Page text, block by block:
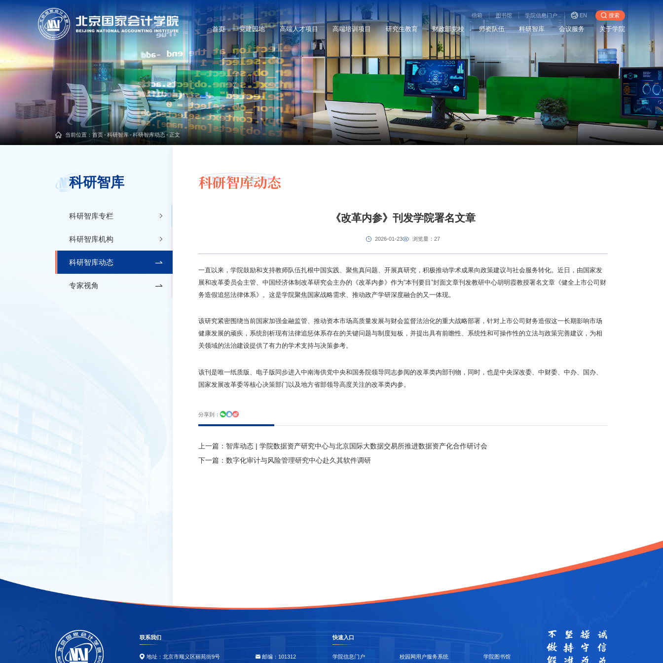
信箱 图书馆 学院信息门户 EN 搜索
首页 党建园地 高端人才项目 高端培训项目 研究生教育 财政部党校 师资队伍 科研智库 会议服务 关于学院
当前位置： 首页 -科研智库-科研智库动态-正文
科研智库
科研智库专栏
科研智库机构
科研智库动态
专家视角
科研智库动态
《改革内参》刊发学院署名文章
2026-01-23 浏览量：27
一直以来，学院鼓励和支持教师队伍扎根中国实践、聚焦真问题、开展真研究，积极推动学术成果向政策建议与社会服务转化。近日，由国家发
展和改革委员会主管、中国经济体制改革研究会主办的《改革内参》作为“本刊要目”封面文章刊发教研中心胡明霞教授署名文章《健全上市公司财
务造假追惩法律体系》。这是学院聚焦国家战略需求、推动政产学研深度融合的又一体现。
该研究紧密围绕当前国家加强金融监管、推动资本市场高质量发展与财会监督法治化的重大战略部署，针对上市公司财务造假这一长期影响市场
健康发展的顽疾，系统剖析现有法律追惩体系存在的关键问题与制度短板，并提出具有前瞻性、系统性和可操作性的立法与政策完善建议，为相
关领域的法治建设提供了有力的学术支持与决策参考。
该刊是唯一纸质版、电子版同步进入中南海供党中央和国务院领导同志参阅的改革类内部刊物，同时，也是中央深改委、中财委、中办、国办、
国家发展改革委等核心决策部门以及地方省部领导高度关注的改革类内参。
分享到：
上一篇： 智库动态 | 学院数据资产研究中心与北京国际大数据交易所推进数据资产化合作研讨会
下一篇： 数字化审计与风险管理研究中心赴久其软件调研
联系我们
地址：北京市顺义区丽苑街9号 邮编：101312
快速入口
学院信息门户 校园网用户服务系统 学院图书馆